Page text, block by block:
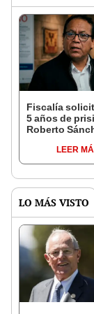
Fiscalía
5 años de
Roberto
LEER
LO MÁS VISTO